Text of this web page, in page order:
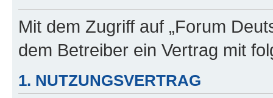
Mit dem Zugriff auf „Forum
dem Betreiber ein Vertrag mit
1. NUTZUNGSVERTRAG